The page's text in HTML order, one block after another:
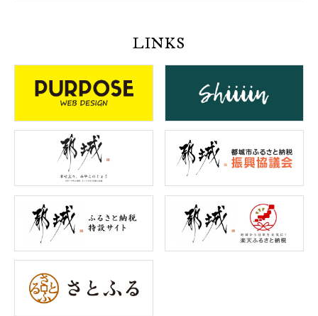
LINKS